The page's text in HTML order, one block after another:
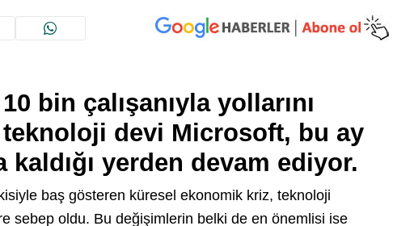
bin çalışanıyla yollarını
teknoloji devi Microsoft, bu ay
kaldığı yerden devam ediyor.
baş gösteren küresel ekonomik kriz, teknoloji
sebep oldu. Bu değişimlerin belki de en önemlisi ise